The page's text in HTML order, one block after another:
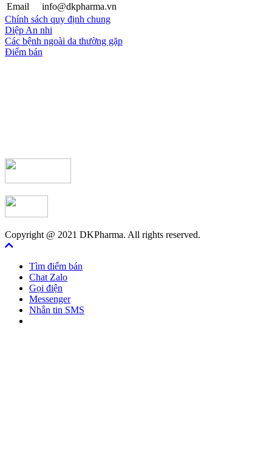
Email
info@dkpharma.vn
Chính sách quy định chung
Diệp An nhi
Các bệnh ngoài da thường gặp
Điểm bán
Copyright @ 2021 DKPharma. All rights reserved.
Tìm điểm bán
Chat Zalo
Gọi điện
Messenger
Nhắn tin SMS